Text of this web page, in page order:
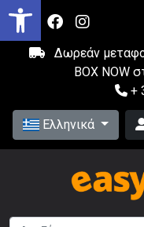
Δωρεάν
BOX NOW
+
Ελληνικά